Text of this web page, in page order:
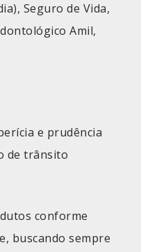
Seguro de Vida,
Amil,
e prudência
de trânsito
conforme
buscando sempre